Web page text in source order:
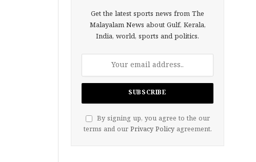
Get the latest sports news from The
Malayalam News about Gulf, Kerala,
India, world, sports and politics.
By signing up, you agree to the our
terms and our Privacy Policyagreement.